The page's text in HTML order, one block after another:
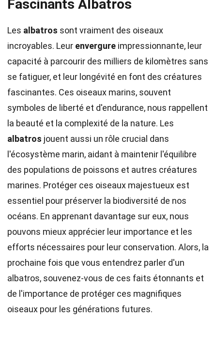
Fascinants Albatros
Les albatros sont vraiment des oiseaux
incroyables. Leur envergure impressionnante, leur
capacité à parcourir des milliers de kilomètres sans
se fatiguer, et leur longévité en font des créatures
fascinantes. Ces oiseaux marins, souvent
symboles de liberté et d'endurance, nous rappellent
la beauté et la complexité de la nature. Les
albatros jouent aussi un rôle crucial dans
l'écosystème marin, aidant à maintenir l'équilibre
des populations de poissons et autres créatures
marines. Protéger ces oiseaux majestueux est
essentiel pour préserver la biodiversité de nos
océans. En apprenant davantage sur eux, nous
pouvons mieux apprécier leur importance et les
efforts nécessaires pour leur conservation. Alors, la
prochaine fois que vous entendrez parler d'un
albatros, souvenez-vous de ces faits étonnants et
de l'importance de protéger ces magnifiques
oiseaux pour les générations futures.